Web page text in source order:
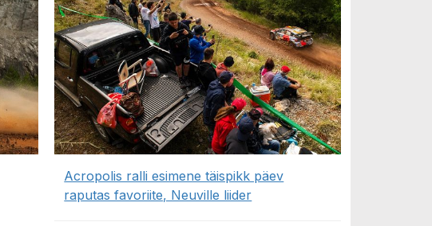
Acropolis ralli esimene täispikk päev
raputas favoriite, Neuville liider